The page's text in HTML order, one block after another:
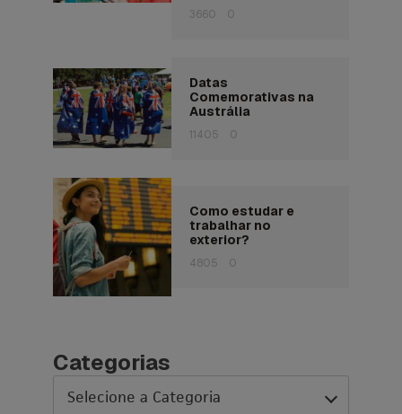
3660 0
Datas
Comemorativas na
Austrália
11405 0
Como estudar e
trabalhar no
exterior?
4805 0
Categorias